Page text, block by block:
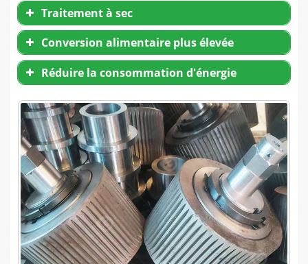
Traitement à sec
Conversion alimentaire plus élevée
Réduire la consommation d'énergie